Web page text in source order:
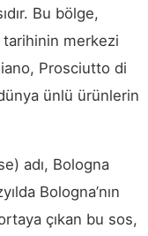
Bu bölge,
tarihinin merkezi
Prosciutto di
ünlü ürünlerin
adı, Bologna
Bologna’nın
çıkan bu sos,